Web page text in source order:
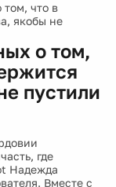
что в
якобы не
о том,
пустили
где
Надежда
Вместе с